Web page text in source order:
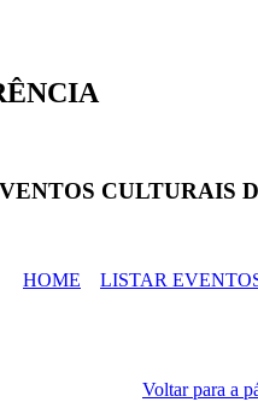
CULTURAIS
HOME LISTAR
Voltar para a